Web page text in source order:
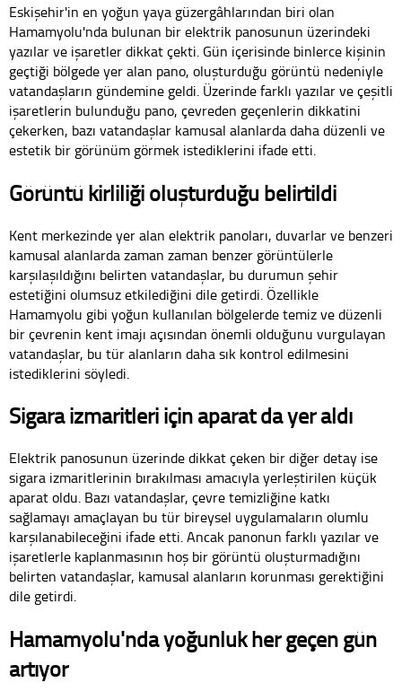
​​Eskişehir'in en yoğun yaya güzergâhlarından biri olan
Hamamyolu'nda bulunan bir elektrik panosunun üzerindeki
yazılar ve işaretler dikkat çekti. Gün içerisinde binlerce kişinin
geçtiği bölgede yer alan pano, oluşturduğu görüntü nedeniyle
vatandaşların gündemine geldi. Üzerinde farklı yazılar ve çeşitli
işaretlerin bulunduğu pano, çevreden geçenlerin dikkatini
çekerken, bazı vatandaşlar kamusal alanlarda daha düzenli ve
estetik bir görünüm görmek istediklerini ifade etti.
Görüntü kirliliği oluşturduğu belirtildi
Kent merkezinde yer alan elektrik panoları, duvarlar ve benzeri
kamusal alanlarda zaman zaman benzer görüntülerle
karşılaşıldığını belirten vatandaşlar, bu durumun şehir
estetiğini olumsuz etkilediğini dile getirdi. Özellikle
Hamamyolu gibi yoğun kullanılan bölgelerde temiz ve düzenli
bir çevrenin kent imajı açısından önemli olduğunu vurgulayan
vatandaşlar, bu tür alanların daha sık kontrol edilmesini
istediklerini söyledi.
Sigara izmaritleri için aparat da yer aldı
Elektrik panosunun üzerinde dikkat çeken bir diğer detay ise
sigara izmaritlerinin bırakılması amacıyla yerleştirilen küçük
aparat oldu. Bazı vatandaşlar, çevre temizliğine katkı
sağlamayı amaçlayan bu tür bireysel uygulamaların olumlu
karşılanabileceğini ifade etti. Ancak panonun farklı yazılar ve
işaretlerle kaplanmasının hoş bir görüntü oluşturmadığını
belirten vatandaşlar, kamusal alanların korunması gerektiğini
dile getirdi.
Hamamyolu'nda yoğunluk her geçen gün
artıyor